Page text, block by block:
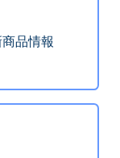
品情報